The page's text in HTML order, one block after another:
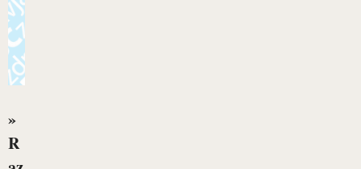
»
R